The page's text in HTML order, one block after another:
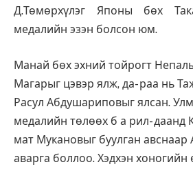
Д.Төмөрхүлэг Японы бөх
медалийн эзэн болсон юм.
Манай бөх эхний тойрогт
Магарыг цэвэр ялж, да- раа нь
Расул Абдушариповыг ялсан.
медалийн төлөөх б а рил- даанд
мат Мукановыг буулган
аварга боллоо. Хэдхэн хоногийн